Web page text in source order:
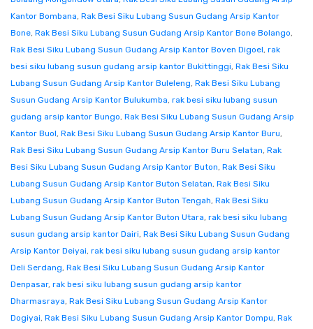
Kantor Bombana, Rak Besi Siku Lubang Susun Gudang Arsip Kantor
Bone, Rak Besi Siku Lubang Susun Gudang Arsip Kantor Bone Bolango,
Rak Besi Siku Lubang Susun Gudang Arsip Kantor Boven Digoel, rak
besi siku lubang susun gudang arsip kantor Bukittinggi, Rak Besi Siku
Lubang Susun Gudang Arsip Kantor Buleleng, Rak Besi Siku Lubang
Susun Gudang Arsip Kantor Bulukumba, rak besi siku lubang susun
gudang arsip kantor Bungo, Rak Besi Siku Lubang Susun Gudang Arsip
Kantor Buol, Rak Besi Siku Lubang Susun Gudang Arsip Kantor Buru,
Rak Besi Siku Lubang Susun Gudang Arsip Kantor Buru Selatan, Rak
Besi Siku Lubang Susun Gudang Arsip Kantor Buton, Rak Besi Siku
Lubang Susun Gudang Arsip Kantor Buton Selatan, Rak Besi Siku
Lubang Susun Gudang Arsip Kantor Buton Tengah, Rak Besi Siku
Lubang Susun Gudang Arsip Kantor Buton Utara, rak besi siku lubang
susun gudang arsip kantor Dairi, Rak Besi Siku Lubang Susun Gudang
Arsip Kantor Deiyai, rak besi siku lubang susun gudang arsip kantor
Deli Serdang, Rak Besi Siku Lubang Susun Gudang Arsip Kantor
Denpasar, rak besi siku lubang susun gudang arsip kantor
Dharmasraya, Rak Besi Siku Lubang Susun Gudang Arsip Kantor
Dogiyai, Rak Besi Siku Lubang Susun Gudang Arsip Kantor Dompu, Rak